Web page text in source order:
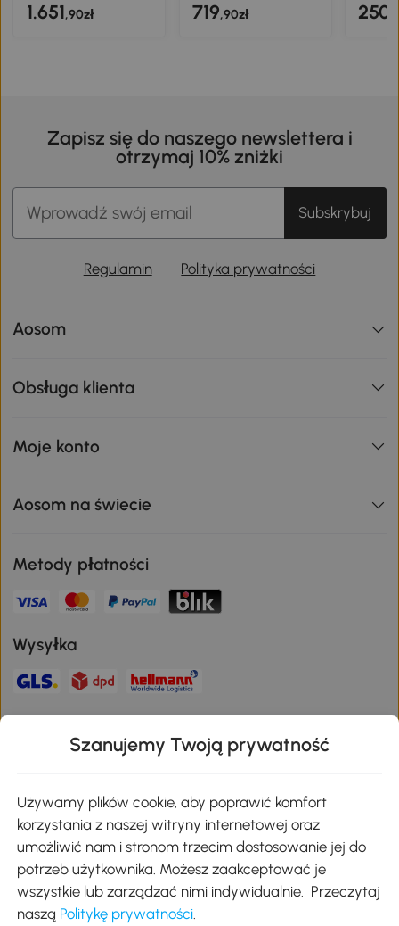
1.651,90zł 719,90zł 250
Zapisz się do naszego newslettera i
otrzymaj 10% zniżki
Subskrybuj
Regulamin Polityka prywatności
Aosom
Obsługa klienta
Moje konto
Aosom na świecie
Metody płatności
Wysyłka
Pobierz aplikację Aosom
Google Play
Szanujemy Twoją prywatność
Używamy plików cookie, aby poprawić komfort
korzystania z naszej witryny internetowej oraz
umożliwić nam i stronom trzecim dostosowanie jej do
potrzeb użytkownika. Możesz zaakceptować je
wszystkie lub zarządzać nimi indywidualnie. Przeczytaj
naszą Politykę prywatności.